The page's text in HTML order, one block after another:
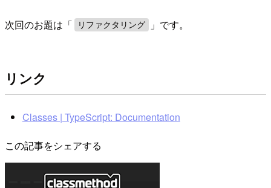
次回のお題は「 リファクタリング 」です。
リンク
Classes | TypeScript: Documentation
この記事をシェアする